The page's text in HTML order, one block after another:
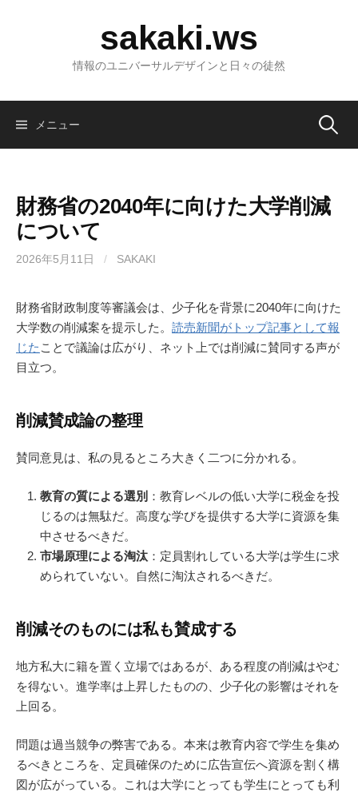
キ
sakaki.ws
情報のユニバーサルデザインと日々の徒然
メニュー 検
財務省の2040年に向けた大学削減
について
2026年5月11日 / SAKAKI
財務省財政制度等審議会は、少子化を背景に2040年に向けた
大学数の削減案を提示した。 読売新聞がトップ記事として報
じた ことで議論は広がり、ネット上では削減に賛同する声が
目立つ。
削減賛成論の整理
賛同意見は、私の見るところ大きく二つに分かれる。
教育の質による選別 ：教育レベルの低い大学に税金を投
じるのは無駄だ。高度な学びを提供する大学に資源を集
中させるべきだ。
市場原理による淘汰 ：定員割れしている大学は学生に求
められていない。自然に淘汰されるべきだ。
削減そのものには私も賛成する
地方私大に籍を置く立場ではあるが、ある程度の削減はやむ
を得ない。進学率は上昇したものの、少子化の影響はそれを
上回る。
問題は過当競争の弊害である。本来は教育内容で学生を集め
るべきところを、定員確保のために広告宣伝へ資源を割く構
図が広がっている。これは大学にとっても学生にとっても利